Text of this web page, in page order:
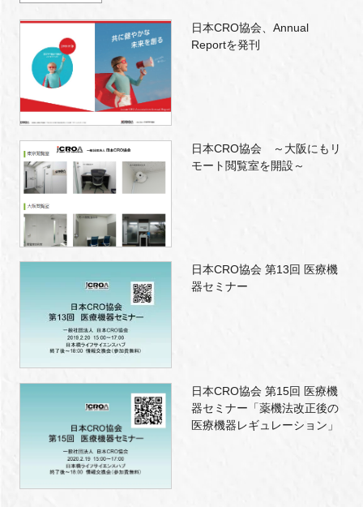
日本CRO協会、Annual
Reportを発刊
日本CRO協会 ～大阪にもリ
モート閲覧室を開設～
日本CRO協会 第13回 医療機
器セミナー
日本CRO協会 第15回 医療機
器セミナー「薬機法改正後の
医療機器レギュレーション」